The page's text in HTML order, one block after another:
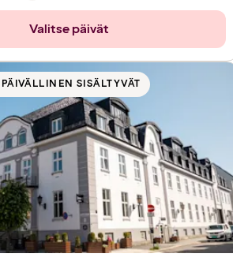
Valitse päivät
SISÄLTYVÄT